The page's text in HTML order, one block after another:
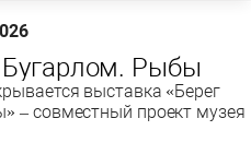
Рыбы
выставка «Берег
– совместный проект музея